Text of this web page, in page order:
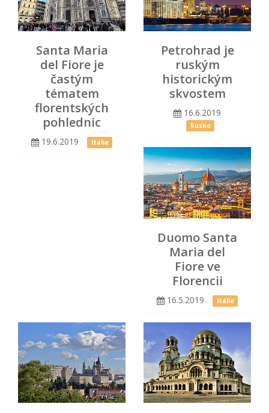
Santa Maria
del Fiore je
častým
tématem
florentských
pohlednic
19.6.2019 Itálie
Petrohrad je
ruským
historickým
skvostem
16.6.2019
Rusko
Duomo Santa
Maria del
Fiore ve
Florencii
16.5.2019 Itálie